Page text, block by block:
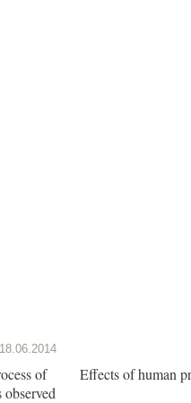
18.06.2014
of
Effects of human